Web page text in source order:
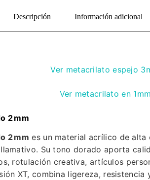
Descripción Información adicional
Ver metacrilato espejo
Ver metacrilato en 1mm
2 mm
2 mm es un material acrílico de
Su tono dorado aporta
rotulación creativa, artículos
XT, combina ligereza,